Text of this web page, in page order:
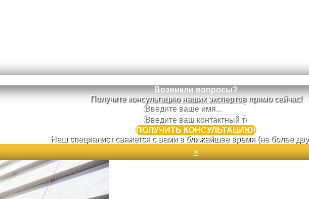
Возникли вопросы?
Получите консультацию наших экспертов прямо сейчас!
ПОЛУЧИТЬ КОНСУЛЬТАЦИЮ!
Наш специалист свяжется с вами в ближайшее время (не более
×